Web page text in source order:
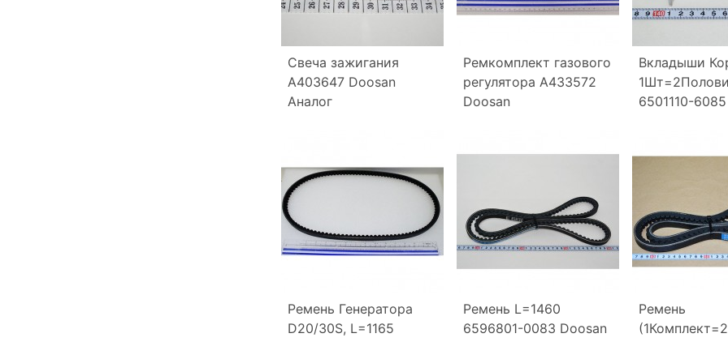
Свеча зажигания
A403647 Doosan
Аналог
Ремкомплект газового
регулятора A433572
Doosan
Вкладыши
6501110-6085
Ремень Генератора
D20/30S, L=1165
Ремень L=1460
6596801-0083 Doosan
Ремень